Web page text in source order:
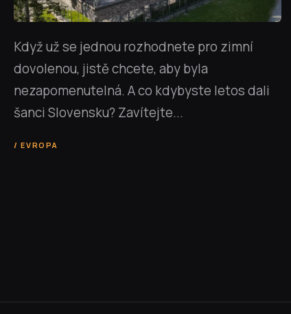
Když už se jednou rozhodnete pro zimní
dovolenou, jistě chcete, aby byla
nezapomenutelná. A co kdybyste letos dali
šanci Slovensku? Zavítejte...
EVROPA